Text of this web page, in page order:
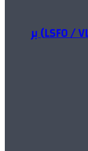
تأثیر سوخت‌های کم‌گوگرد (LSFO / VLSFO) بر